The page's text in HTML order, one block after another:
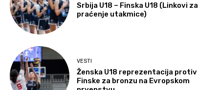
Srbija U18 – Finska U18 (Linkovi za
praćenje utakmice)
VESTI
Ženska U18 reprezentacija protiv
Finske za bronzu na Evropskom